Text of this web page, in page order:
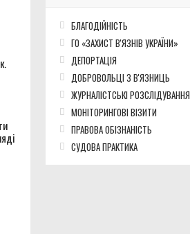
окупованих територіях України
БЛАГОДІЙНІСТЬ
ГО «ЗАХИСТ В'ЯЗНІВ УКРАЇНИ»
ДЕПОРТАЦІЯ
ДОБРОВОЛЬЦІ З В'ЯЗНИЦЬ
ЖУРНАЛІСТСЬКІ РОЗСЛІДУВАННЯ
МОНІТОРИНГОВІ ВІЗИТИ
ПРАВОВА ОБІЗНАНІСТЬ
СУДОВА ПРАКТИКА